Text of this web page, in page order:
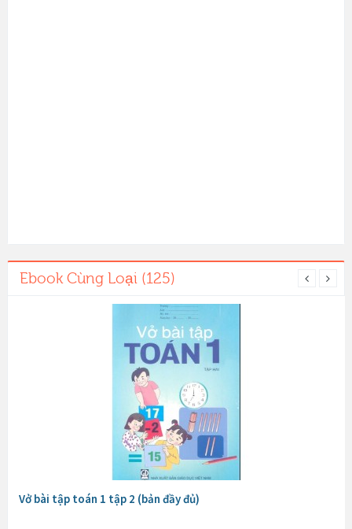
Ebook Cùng Loại (125)
Vở bài tập toán 1 tập 2 (bản đầy đủ)